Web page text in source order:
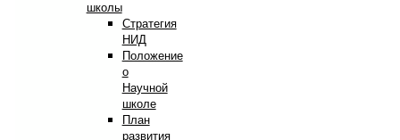
школы
Стратегия
НИД
Положение
о
Научной
школе
План
развития